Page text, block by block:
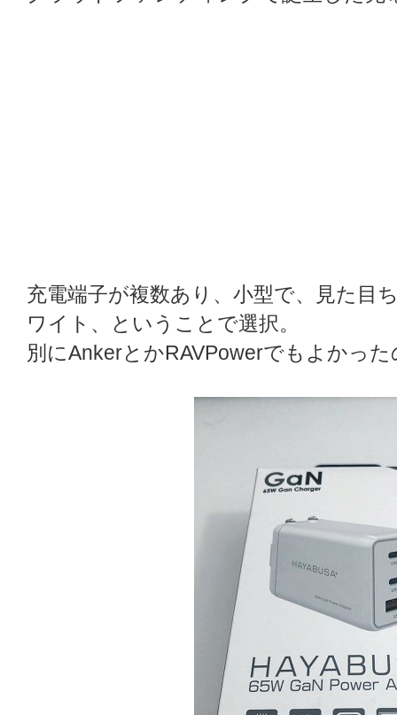
充電端子が複数あり、小型で、見た目
ワイト、ということで選択。
別にAnkerとかRAVPowerでもよかっ